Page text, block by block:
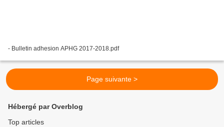
- Bulletin adhesion APHG 2017-2018.pdf
Page suivante >
Hébergé par Overblog
Top articles